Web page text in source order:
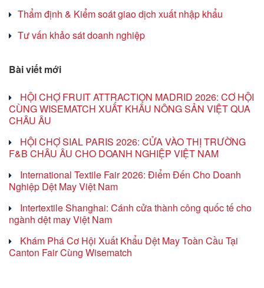
Thẩm định & Kiểm soát giao dịch xuất nhập khẩu
Tư vấn khảo sát doanh nghiệp
Bài viết mới
HỘI CHỢ FRUIT ATTRACTION MADRID 2026: CƠ HỘI
CÙNG WISEMATCH XUẤT KHẨU NÔNG SẢN VIỆT QUA
CHÂU ÂU
HỘI CHỢ SIAL PARIS 2026: CỬA VÀO THỊ TRƯỜNG
F&B CHÂU ÂU CHO DOANH NGHIỆP VIỆT NAM
International Textile Fair 2026: Điểm Đến Cho Doanh
Nghiệp Dệt May Việt Nam
Intertextile Shanghai: Cánh cửa thành công quốc tế cho
ngành dệt may Việt Nam
Khám Phá Cơ Hội Xuất Khẩu Dệt May Toàn Cầu Tại
Canton Fair Cùng Wisematch